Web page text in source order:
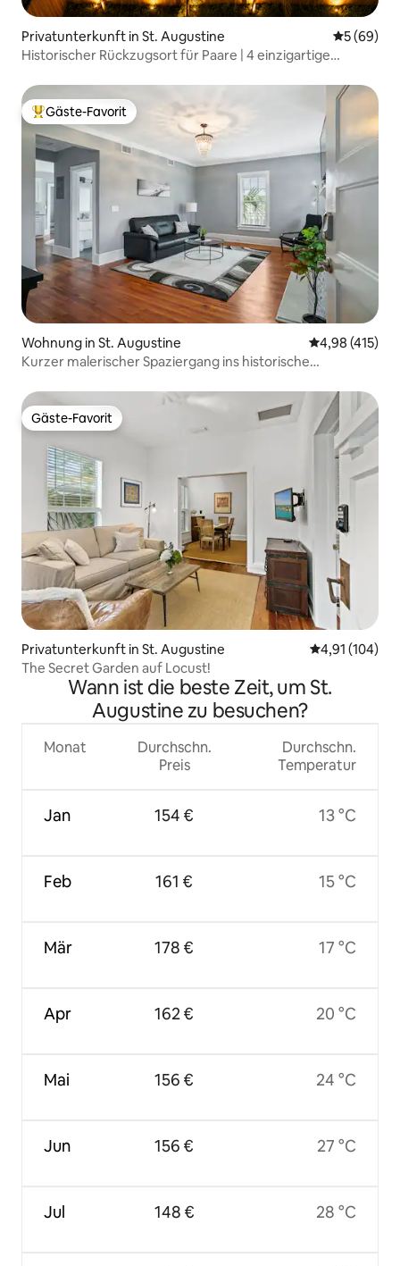
Privatunterkunft in St. Augustine
5 (69)
Historischer Rückzugsort für Paare | 4 einzigartige
Beliebter Gäste-Favorit.
Gäste-Favorit
Wohnung in St. Augustine
4,98 (415)
Kurzer malerischer Spaziergang ins historische
Gäste-Favorit
Gäste-Favorit
Privatunterkunft in St. Augustine
4,91 (104)
The Secret Garden auf Locust!
Wann ist die beste Zeit, um St.
Augustine zu besuchen?
Monat
Jan
Feb
Mär
Apr
Mai
Jun
Jul
Durchschn.
Preis
154 €
161 €
178 €
162 €
156 €
156 €
148 €
Durchschn.
Temperatur
13 °C
15 °C
17 °C
20 °C
24 °C
27 °C
28 °C